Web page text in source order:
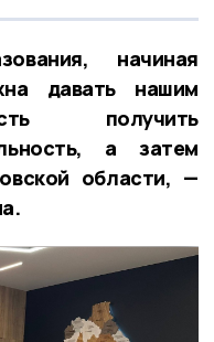
начиная
давать нашим
получить
а затем
области, —